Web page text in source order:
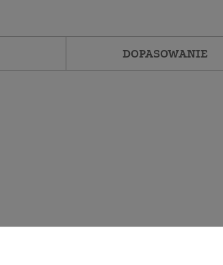
DOPASOWANIE